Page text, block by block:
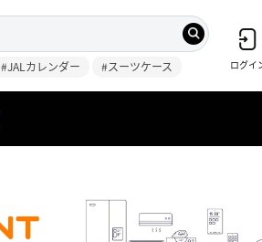
#JALカレンダー #スーツケース ログイ